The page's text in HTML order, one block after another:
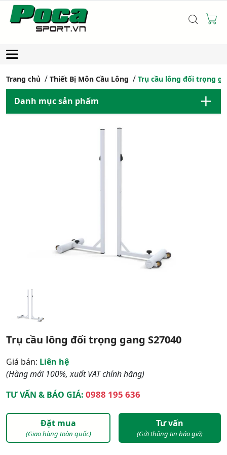
Trang chủ Thiết Bị Môn Cầu Lông Trụ cầu lông đối trọng
Danh mục sản phẩm
Trụ cầu lông đối trọng gang S27040
Giá bán: Liên hệ
(Hàng mới 100%, xuất VAT chính hãng)
TƯ VẤN & BÁO GIÁ: 0988 195 636
Đặt mua
(Giao hàng toàn quốc)
Tư vấn
(Gửi thông tin báo giá)